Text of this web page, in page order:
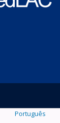
Português